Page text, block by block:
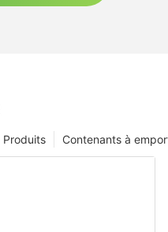
Contenants à
Produits